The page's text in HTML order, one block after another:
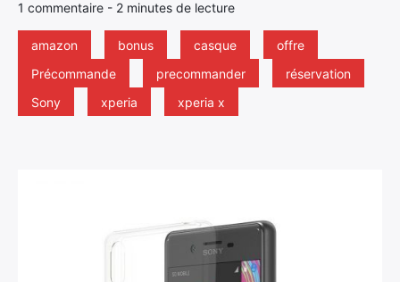
1 commentaire - 2 minutes de lecture
amazon bonus casque
offre
Précommande
precommander
réservation
Sony
xperia xperia x